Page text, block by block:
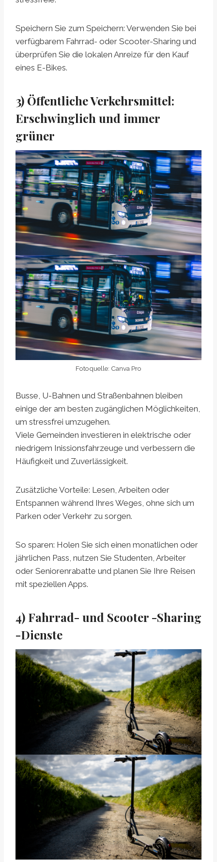
Speichern Sie zum Speichern: Verwenden Sie bei
verfügbarem Fahrrad- oder Scooter-Sharing und
überprüfen Sie die lokalen Anreize für den Kauf
eines E-Bikes.
3) Öffentliche Verkehrsmittel:
Erschwinglich und immer
grüner
Fotoquelle: Canva Pro
Busse, U-Bahnen und Straßenbahnen bleiben
einige der am besten zugänglichen Möglichkeiten,
um stressfrei umzugehen.
Viele Gemeinden investieren in elektrische oder
niedrigem Inissionsfahrzeuge und verbessern die
Häufigkeit und Zuverlässigkeit.
Zusätzliche Vorteile: Lesen, Arbeiten oder
Entspannen während Ihres Weges, ohne sich um
Parken oder Verkehr zu sorgen.
So sparen: Holen Sie sich einen monatlichen oder
jährlichen Pass, nutzen Sie Studenten, Arbeiter
oder Seniorenrabatte und planen Sie Ihre Reisen
mit speziellen Apps.
4) Fahrrad- und Scooter -Sharing
-Dienste